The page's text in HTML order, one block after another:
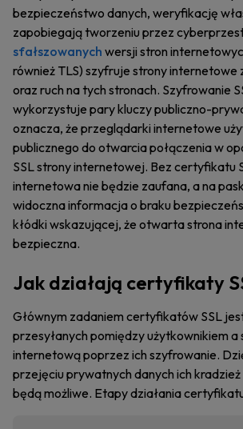
bezpieczeństwo danych, weryfikację
zapobiegają tworzeniu przez
sfałszowanych wersji stron
również TLS) szyfruje strony internetowe
oraz ruch na tych stronach. Szyfrowanie
wykorzystuje pary kluczy publiczno-
oznacza, że przeglądarki internetowe
publicznego do otwarcia połączenia w
SSL strony internetowej. Bez certyfikatu
internetowa nie będzie zaufana, a na
widoczna informacja o braku
kłódki wskazującej, że otwarta strona
bezpieczna.
Jak działają certyfikaty
Głównym zadaniem certyfikatów SSL
przesyłanych pomiędzy użytkownikiem a
internetową poprzez ich szyfrowanie.
przejęciu prywatnych danych ich kradzież
będą możliwe. Etapy działania